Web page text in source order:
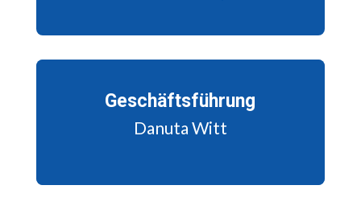
Geschäftsführung
Danuta Witt